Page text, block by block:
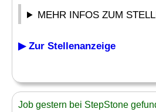
MEHR INFOS ZUM
▶ Zur Stellenanzeige
Job gestern bei StepStone